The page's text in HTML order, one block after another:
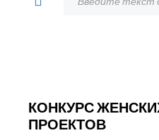
КОНКУРС
ПРОЕКТОВ